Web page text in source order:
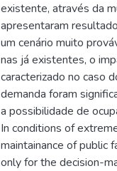
existente, através da
apresentaram
um cenário muito
nas já existentes, o
caracterizado no caso
demanda foram
a possibilidade de
In conditions of
maintainance of public
only for the decision-